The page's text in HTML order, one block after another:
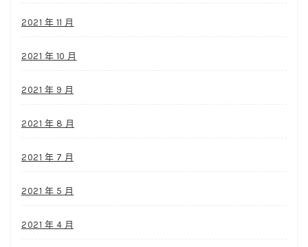
2021 年 11 月
2021 年 10 月
2021 年 9 月
2021 年 8 月
2021 年 7 月
2021 年 5 月
2021 年 4 月